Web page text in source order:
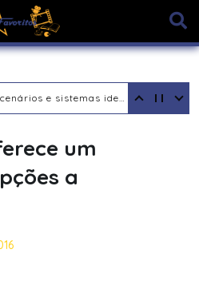
Tipos de RPG: descubra os cenários e sistemas ideais para sua aventura
um
a